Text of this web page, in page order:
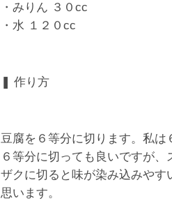
・みりん ３０cc
・水 １２０cc
❚ 作り方
豆腐を６等分に切ります。私
６等分に切っても良いですが
ザクに切ると味が染み込みやす
思います。